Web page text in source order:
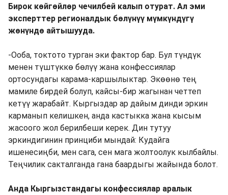
Бирок көйгөйлөр чечилбей калып отурат. Ал эми
эксперттер регионалдык бөлүнүү мүмкүндүгү
жөнүндө айтышууда.
-Ооба, токтото турган эки фактор бар. Бул түндүк
менен түштүккө бөлүү жана конфессиялар
ортосундагы карама-каршылыктар. Экөөнө тең
мамиле бирдей болуп, кайсы-бир жагынан четтеп
кетүү жарабайт. Кыргыздар ар дайым динди эркин
карманып келишкен, анда кастыкка жана кысым
жасоого жол берилбеши керек. Дин тутуу
эркиндигинин принциби мындай: Кудайга
ишенесиңби, мен сага, сен мага жолтоолук кылбайлы.
Теңчилик сакталганда гана баардыгы жайында болот.
Анда Кыргызстандагы конфессиялар аралык